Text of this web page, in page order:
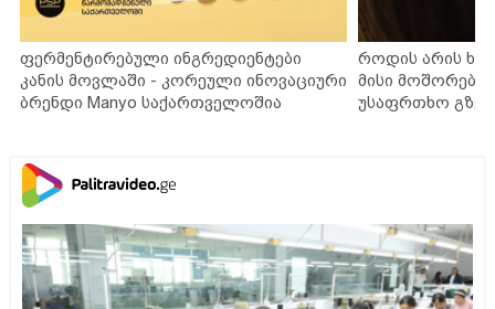
ფერმენტირებული ინგრედიენტები
კანის მოვლაში - კორეული ინოვაციური
ბრენდი Manyo საქართველოშია
როდის არის
მისი
უსაფრთხო